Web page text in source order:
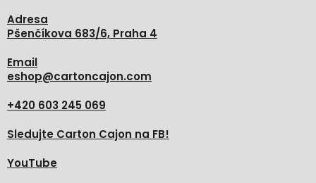
k
u
Adresa
Pšenčíkova 683/6, Praha 4
Email
eshop@cartoncajon.com
+420 603 245 069
Sledujte Carton Cajon na FB!
YouTube